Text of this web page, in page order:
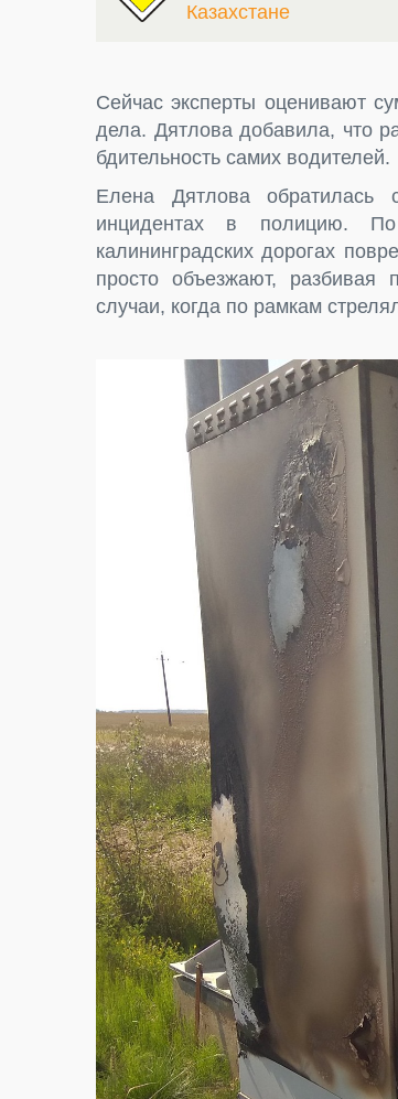
Казахстане
Сейчас эксперты оценивают
дела. Дятлова добавила, что
бдительность самих водителей.
Елена Дятлова обратилась
инцидентах в полицию.
калининградских дорогах
просто объезжают,
случаи, когда по рамкам